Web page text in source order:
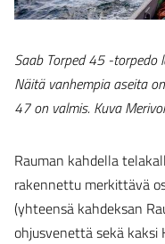
Saab Torped 45 -torpedo
Näitä vanhempia aseita
47 on valmis. Kuva
Rauman kahdella
rakennettu merkittävä
(yhteensä kahdeksan
ohjusvenettä sekä kaksi